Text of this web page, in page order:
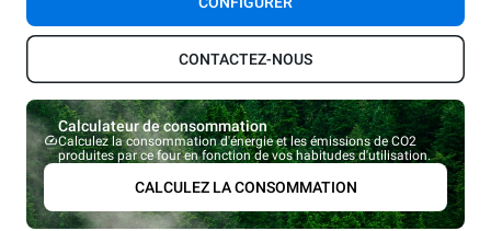
CONTACTEZ-NOUS
Calculateur de consommation
Calculez la consommation d'énergie et les émissions de CO2
produites par ce four en fonction de vos habitudes d'utilisation.
CALCULEZ LA CONSOMMATION